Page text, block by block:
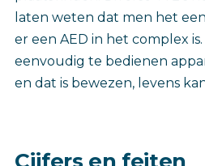
laten weten dat men het
er een AED in het complex
eenvoudig te bedienen
en dat is bewezen, levens
Cijfers en feiten